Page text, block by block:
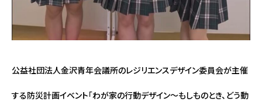
公益社団法人金沢青年会議所のレジリエンスデザイン委員会が主催
する防災計画イベント「わが家の行動デザイン〜もしものとき、どう動